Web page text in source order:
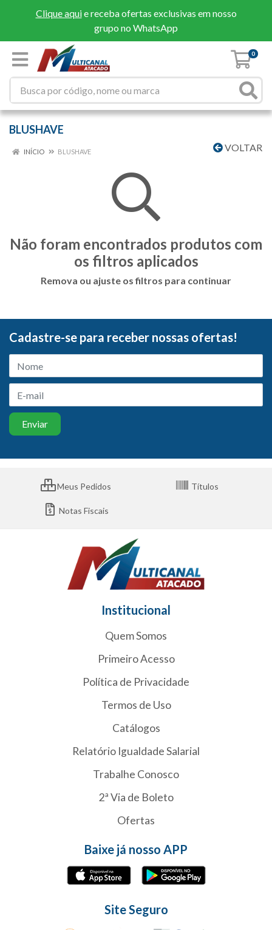
Clique aquie receba ofertas exclusivas em nosso
grupo no WhatsApp
0
BLUSHAVE
VOLTAR
INÍCIO BLUSHAVE
Não foram encontrados produtos com
os filtros aplicados
Remova ou ajuste os filtros para continuar
Cadastre-se para receber nossas ofertas!
Meus Pedidos Títulos
Notas Fiscais
Institucional
Quem Somos
Primeiro Acesso
Política de Privacidade
Termos de Uso
Catálogos
Relatório Igualdade Salarial
Trabalhe Conosco
2ª Via de Boleto
Ofertas
Baixe já nosso APP
Site Seguro